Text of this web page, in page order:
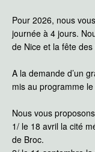
Pour 2026, nous
journée à 4 jours.
de Nice et la fête
A la demande d’un
mis au programme
Nous vous
1/ le 18 avril la cité
de Broc.